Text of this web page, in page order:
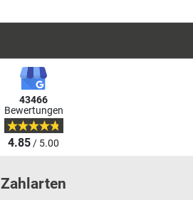
43466
Bewertungen
4.85/ 5.00
Zahlarten